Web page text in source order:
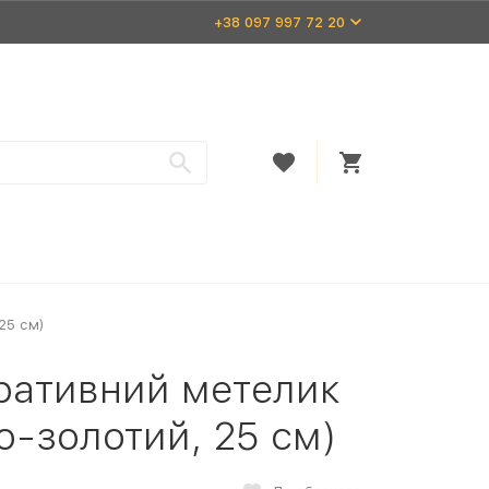
+38 097 997 72 20
см)
метелик
золотий, 25 см)